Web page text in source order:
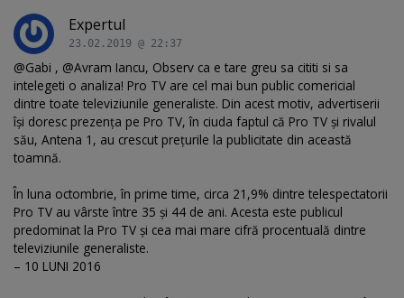
Expertul
23.02.2019 @ 22:37
@Gabi , @Avram Iancu, Observ ca e tare greu sa cititi si sa
intelegeti o analiza! Pro TV are cel mai bun public comericial
dintre toate televiziunile generaliste. Din acest motiv, advertiserii
își doresc prezența pe Pro TV, în ciuda faptul că Pro TV și rivalul
său, Antena 1, au crescut prețurile la publicitate din această
toamnă.
În luna octombrie, în prime time, circa 21,9% dintre telespectatorii
Pro TV au vârste între 35 și 44 de ani. Acesta este publicul
predominat la Pro TV și cea mai mare cifră procentuală dintre
televiziunile generaliste.
– 10 LUNI 2016